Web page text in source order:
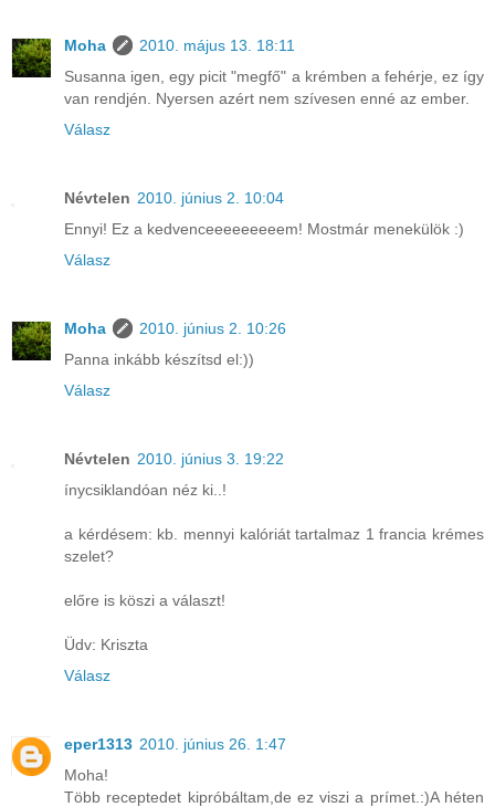
Moha
2010. május 13. 18:11
Susanna igen, egy picit "megfő" a krémben a fehérje, ez így
van rendjén. Nyersen azért nem szívesen enné az ember.
Válasz
Névtelen 2010. június 2. 10:04
Ennyi! Ez a kedvenceeeeeeeeem! Mostmár menekülök :)
Válasz
Moha
2010. június 2. 10:26
Panna inkább készítsd el:))
Válasz
Névtelen 2010. június 3. 19:22
ínycsiklandóan néz ki..!
a kérdésem: kb. mennyi kalóriát tartalmaz 1 francia krémes
szelet?
előre is köszi a választ!
Üdv: Kriszta
Válasz
eper1313 2010. június 26. 1:47
Moha!
Több receptedet kipróbáltam,de ez viszi a prímet.:)A héten